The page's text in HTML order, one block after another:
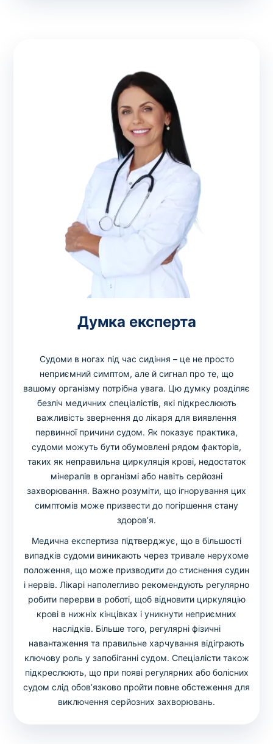
Думка експерта
Судоми в ногах під час сидіння – це не просто
неприємний симптом, але й сигнал про те, що
вашому організму потрібна увага. Цю думку розділяє
безліч медичних спеціалістів, які підкреслюють
важливість звернення до лікаря для виявлення
первинної причини судом. Як показує практика,
судоми можуть бути обумовлені рядом факторів,
таких як неправильна циркуляція крові, недостаток
мінералів в організмі або навіть серйозні
захворювання. Важно розуміти, що ігнорування цих
симптомів може призвести до погіршення стану
здоров’я.
Медична експертиза підтверджує, що в більшості
випадків судоми виникають через тривале нерухоме
положення, що може призводити до стиснення судин
і нервів. Лікарі наполегливо рекомендують регулярно
робити перерви в роботі, щоб відновити циркуляцію
крові в нижніх кінцівках і уникнути неприємних
наслідків. Більше того, регулярні фізичні
навантаження та правильне харчування відіграють
ключову роль у запобіганні судом. Спеціалісти також
підкреслюють, що при появі регулярних або болісних
судом слід обов’язково пройти повне обстеження для
виключення серйозних захворювань.